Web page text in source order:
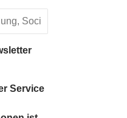
Service